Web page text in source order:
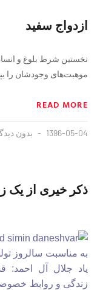
ازدواج سفید
نخستین شرط بلوغ و
موهبت‌های وجودشان را
READ MORE
1396-05-04 بدون
ذکر خیری از یک
به مناسبت سالروز
یاد جلال آل احمد:
زندگی و روابط